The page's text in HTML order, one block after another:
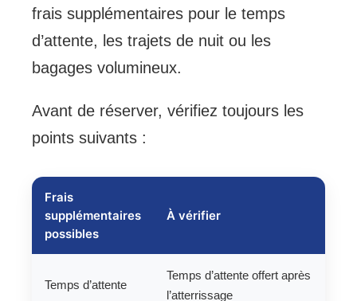
frais supplémentaires pour le temps
d’attente, les trajets de nuit ou les
bagages volumineux.
Avant de réserver, vérifiez toujours les
points suivants :
Frais
supplémentaires
possibles
À vérifier
Temps d’attente
Temps d’attente offert après
l’atterrissage